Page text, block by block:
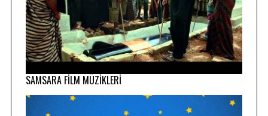
SAMSARA FİLM MÜZİKLERİ